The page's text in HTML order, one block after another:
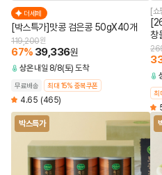
더세페
[박스특가]맛콩 검은콩 50gX40개
119,200원
67% 39,336원
상온 내일 8/8(토) 도착
무료배송 최대 15% 중복쿠폰
4.65 (465)
[쇼
창
최
박스특가